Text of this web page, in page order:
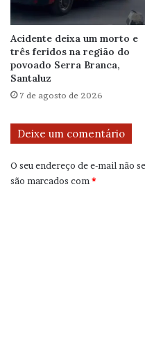
Acidente deixa um morto e
três feridos na região do
povoado Serra Branca,
Santaluz
7 de agosto de 2026
Deixe um comentário
O seu endereço de e-mail não
são marcados com*